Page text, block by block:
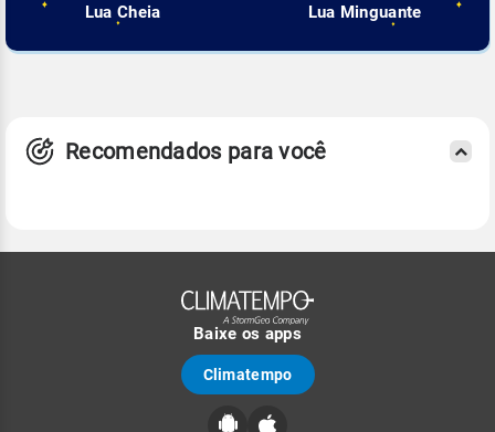
Lua Cheia Lua Minguante
Recomendados para você
Baixe os apps
Climatempo